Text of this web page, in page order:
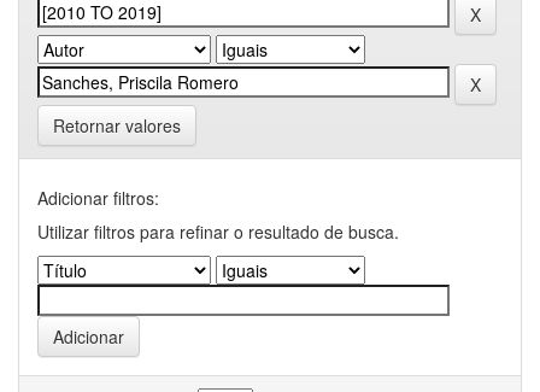
Retornar valores
Adicionar filtros:
Utilizar filtros para refinar o resultado de busca.